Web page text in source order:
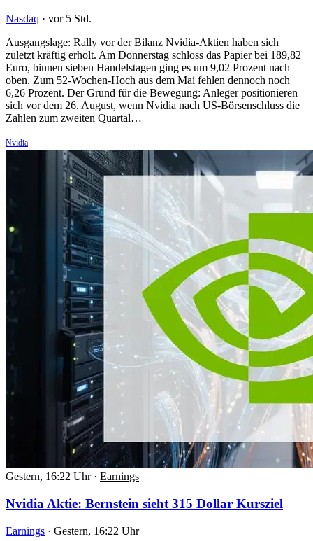
Nasdaq · vor 5 Std.
Ausgangslage: Rally vor der Bilanz Nvidia-Aktien haben sich
zuletzt kräftig erholt. Am Donnerstag schloss das Papier bei 189,82
Euro, binnen sieben Handelstagen ging es um 9,02 Prozent nach
oben. Zum 52-Wochen-Hoch aus dem Mai fehlen dennoch noch
6,26 Prozent. Der Grund für die Bewegung: Anleger positionieren
sich vor dem 26. August, wenn Nvidia nach US-Börsenschluss die
Zahlen zum zweiten Quartal…
Nvidia
Gestern, 16:22 Uhr · Earnings
Nvidia Aktie: Bernstein sieht 315 Dollar Kursziel
Earnings · Gestern, 16:22 Uhr